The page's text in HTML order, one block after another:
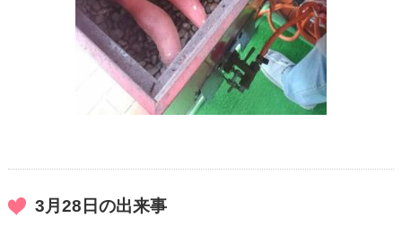
3月28日の出来事